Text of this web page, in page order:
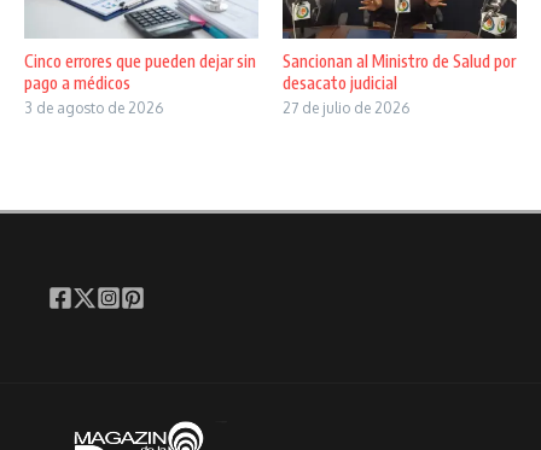
Cinco errores que pueden dejar sin
pago a médicos
3 de agosto de 2026
Sancionan al Ministro de Salud por
desacato judicial
27 de julio de 2026